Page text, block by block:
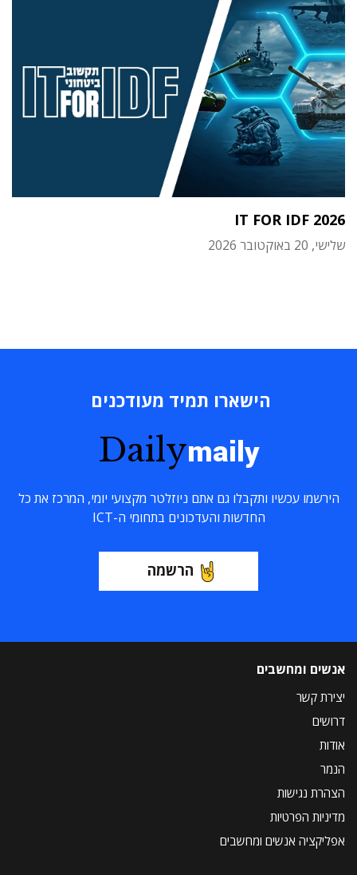
IT FOR IDF 2026
שלישי, 20 באוקטובר 2026
הישארו תמיד מעודכנים
Dailymaily
הירשמו עכשיו ותקבלו גם אתם ניוזלטר מקצועי יומי, המרכז את כל
החדשות והעדכונים בתחומי ה-ICT
הרשמה
אנשים ומחשבים
יצירת קשר
דרושים
אודות
הנמר
הצהרת נגישות
מדיניות הפרטיות
אפליקציה אנשים ומחשבים